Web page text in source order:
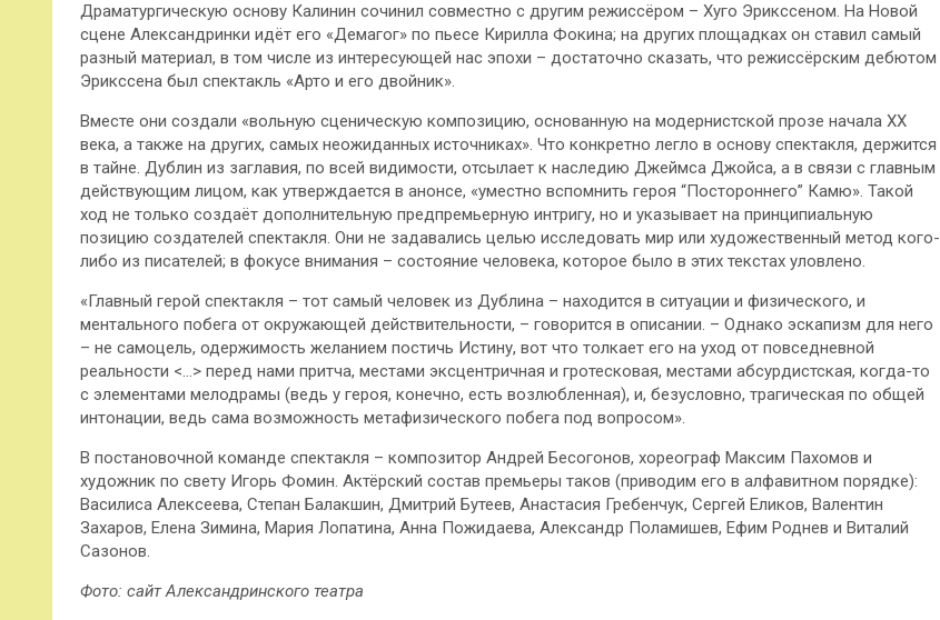
Драматургическую основу Калинин сочинил совместно с другим режиссёром – Хуго Эрикссеном. На Новой
сцене Александринки идёт его «Демагог» по пьесе Кирилла Фокина; на других площадках он ставил самый
разный материал, в том числе из интересующей нас эпохи – достаточно сказать, что режиссёрским дебютом
Эрикссена был спектакль «Арто и его двойник».
Вместе они создали «вольную сценическую композицию, основанную на модернистской прозе начала XX
века, а также на других, самых неожиданных источниках». Что конкретно легло в основу спектакля, держится
в тайне. Дублин из заглавия, по всей видимости, отсылает к наследию Джеймса Джойса, а в связи с главным
действующим лицом, как утверждается в анонсе, «уместно вспомнить героя “Постороннего” Камю». Такой
ход не только создаёт дополнительную предпремьерную интригу, но и указывает на принципиальную
позицию создателей спектакля. Они не задавались целью исследовать мир или художественный метод кого-
либо из писателей; в фокусе внимания – состояние человека, которое было в этих текстах уловлено.
«Главный герой спектакля – тот самый человек из Дублина – находится в ситуации и физического, и
ментального побега от окружающей действительности, – говорится в описании. – Однако эскапизм для него
– не самоцель, одержимость желанием постичь Истину, вот что толкает его на уход от повседневной
реальности <…> перед нами притча, местами эксцентричная и гротесковая, местами абсурдистская, когда-то
с элементами мелодрамы (ведь у героя, конечно, есть возлюбленная), и, безусловно, трагическая по общей
интонации, ведь сама возможность метафизического побега под вопросом».
В постановочной команде спектакля – композитор Андрей Бесогонов, хореограф Максим Пахомов и
художник по свету Игорь Фомин. Актёрский состав премьеры таков (приводим его в алфавитном порядке):
Василиса Алексеева, Степан Балакшин, Дмитрий Бутеев, Анастасия Гребенчук, Сергей Еликов, Валентин
Захаров, Елена Зимина, Мария Лопатина, Анна Пожидаева, Александр Поламишев, Ефим Роднев и Виталий
Сазонов.
Фото: сайт Александринского театра